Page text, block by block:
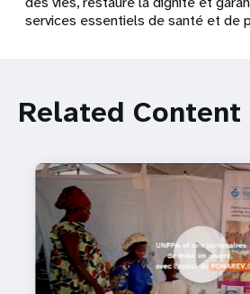
services essentiels de santé et de
Related Content
𝗨𝘃𝗶𝗿𝗮, 𝘀𝘂𝗿 𝗹𝗲 𝘀𝗶𝘁𝗲 𝗱𝗲𝘀
: 𝗹𝗲𝘀 𝘃𝗶𝗲𝘀 𝘀𝗼𝗻𝘁 𝘀𝗮𝘂𝘃é𝗲𝘀 𝗲𝘁 𝗹𝗮